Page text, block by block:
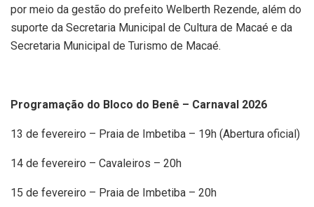
por meio da gestão do prefeito Welberth Rezende, além do
suporte da Secretaria Municipal de Cultura de Macaé e da
Secretaria Municipal de Turismo de Macaé.
Programação do Bloco do Benê – Carnaval 2026
13 de fevereiro – Praia de Imbetiba – 19h (Abertura oficial)
14 de fevereiro – Cavaleiros – 20h
15 de fevereiro – Praia de Imbetiba – 20h